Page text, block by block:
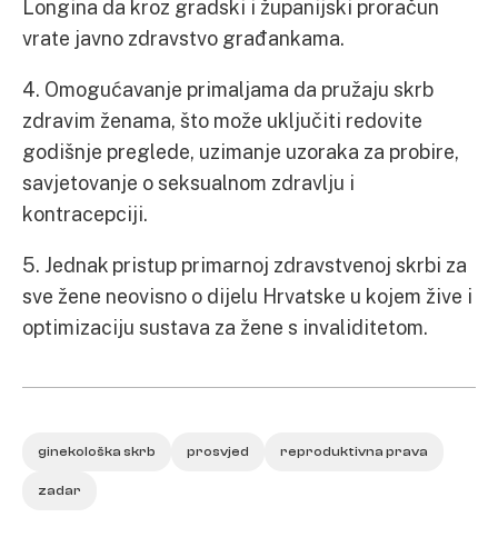
Longina da kroz gradski i županijski proračun
vrate javno zdravstvo građankama.
4. Omogućavanje primaljama da pružaju skrb
zdravim ženama, što može uključiti redovite
godišnje preglede, uzimanje uzoraka za probire,
savjetovanje o seksualnom zdravlju i
kontracepciji.
5. Jednak pristup primarnoj zdravstvenoj skrbi za
sve žene neovisno o dijelu Hrvatske u kojem žive i
optimizaciju sustava za žene s invaliditetom.
ginekološka skrb prosvjed reproduktivna prava
zadar